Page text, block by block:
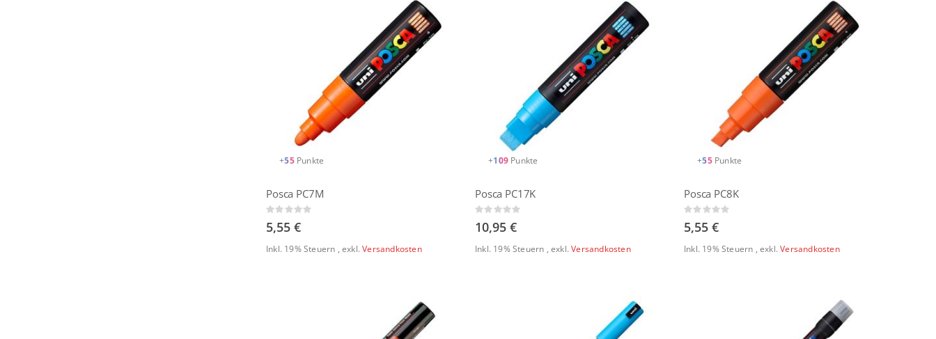
+55 Punkte
Posca PC7M
Rating:
0%
5,55 €
Inkl. 19% Steuern ,exkl.Versandkosten
+109 Punkte
Posca PC17K
Rating:
0%
10,95 €
Inkl. 19% Steuern , exkl.Versandkosten
+55 Punkte
Posca PC8K
Rating:
0%
5,55 €
Inkl. 19% Steuern , exkl.Versandkosten